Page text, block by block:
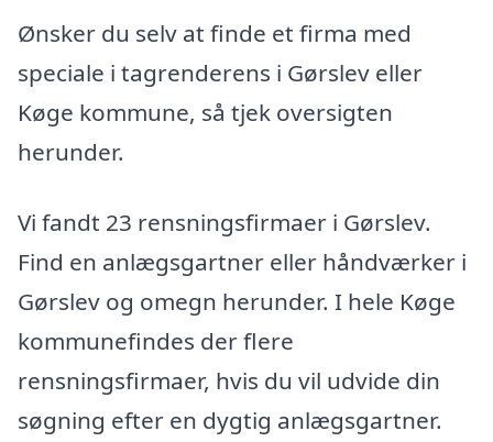
Ønsker du selv at finde et firma med
speciale i tagrenderens i Gørslev eller
Køge kommune, så tjek oversigten
herunder.
Vi fandt 23 rensningsfirmaer i Gørslev.
Find en anlægsgartner eller håndværker i
Gørslev og omegn herunder. I hele Køge
kommunefindes der flere
rensningsfirmaer, hvis du vil udvide din
søgning efter en dygtig anlægsgartner.